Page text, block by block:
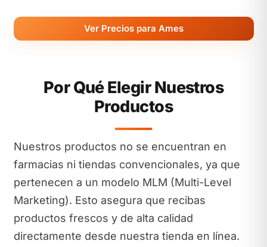
Ver Precios para Ames
Por Qué Elegir Nuestros
Productos
Nuestros productos no se encuentran en
farmacias ni tiendas convencionales, ya que
pertenecen a un modelo MLM (Multi-Level
Marketing). Esto asegura que recibas
productos frescos y de alta calidad
directamente desde nuestra tienda en línea.